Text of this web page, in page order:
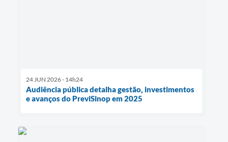
24 JUN 2026 - 14h24
Audiência pública detalha gestão, investimentos
e avanços do PreviSinop em 2025